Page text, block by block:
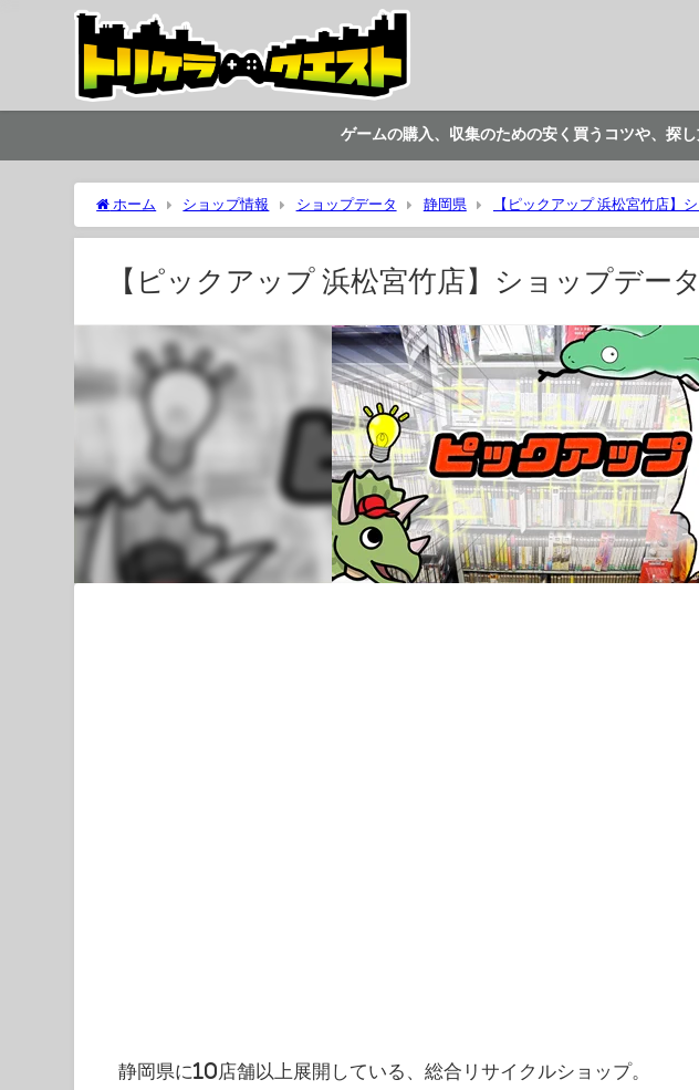
ゲームの購入、収集のための安く買うコツや、探
ホーム ショップ情報 ショップデータ 静岡県 【ピックアップ 浜松宮竹店】
【ピックアップ 浜松宮竹店】ショップデータ
静岡県に10店舗以上展開している、総合リサイクルショップ。